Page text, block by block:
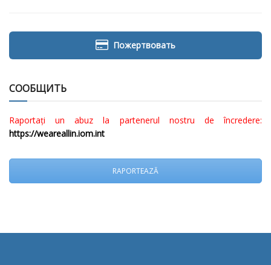
Пожертвовать
СООБЩИТЬ
Raportați un abuz la partenerul nostru de încredere:
https://weareallin.iom.int
RAPORTEAZĂ